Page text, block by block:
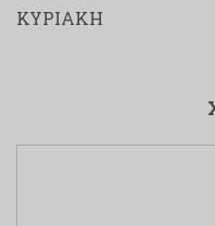
ΚΥΡΙΑΚΗ